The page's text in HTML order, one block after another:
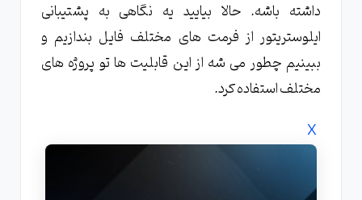
داشته باشه. حالا بیایید یه نگاهی به پشتیبانی
ایلوستریتور از فرمت های مختلف فایل بندازیم و
ببینیم چطور می شه از این قابلیت ها تو پروژه های
مختلف استفاده کرد.
X